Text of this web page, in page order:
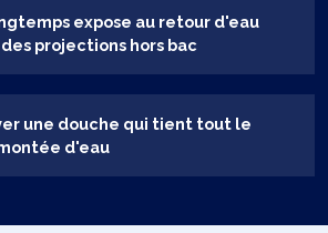
expose au retour d'eau
projections hors bac
une douche qui tient tout le
d'eau